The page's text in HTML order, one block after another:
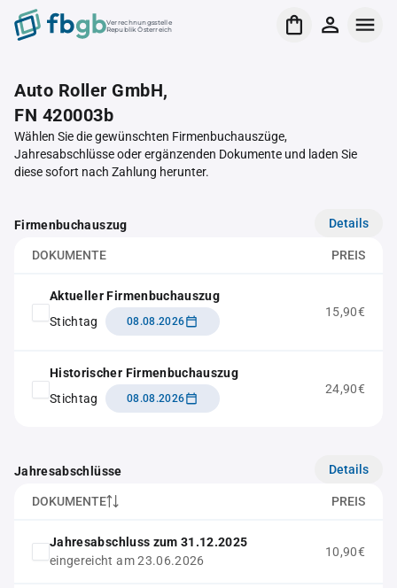
Verrechnungsstelle
Republik Österreich
Auto Roller GmbH,
FN 420003b
Wählen Sie die gewünschten Firmenbuchauszüge,
Jahresabschlüsse oder ergänzenden Dokumente und laden Sie
diese sofort nach Zahlung herunter.
Firmenbuchauszug Details
DOKUMENTE PREIS
Aktueller Firmenbuchauszug
Stichtag
08.08.2026
15,90€
Historischer Firmenbuchauszug
Stichtag
08.08.2026
24,90€
Jahresabschlüsse Details
DOKUMENTE PREIS
Jahresabschluss zum 31.12.2025
eingereicht am 23.06.2026
10,90€